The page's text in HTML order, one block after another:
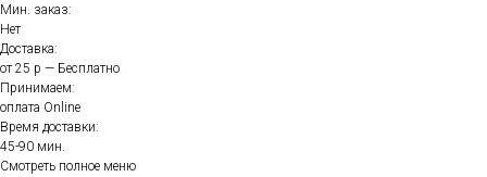
Мин. заказ:
Нет
Доставка:
от 25 р — Бесплатно
Принимаем:
оплата Online
Время доставки:
45-90 мин.
Смотреть полное меню